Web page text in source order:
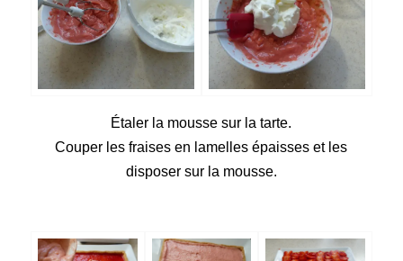
Étaler la mousse sur la tarte.
Couper les fraises en lamelles épaisses et les
disposer sur la mousse.